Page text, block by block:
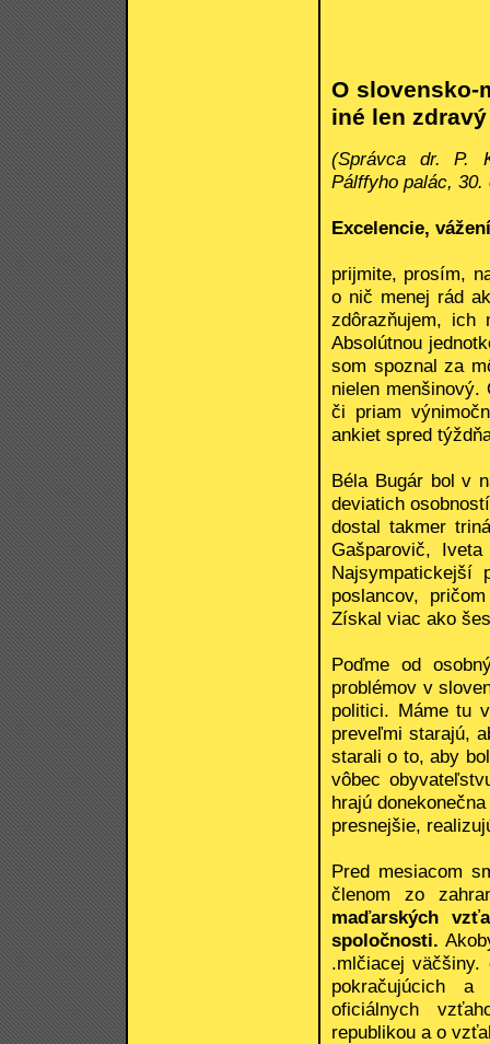
O slovensko-
iné len
(Správca dr. P.
Pálffyho palác, 30.
Excelencie,
prijmite, prosím,
o nič menej rád
zdôrazňujem, ich
Absolútnou
som spoznal za
nielen menšinový.
či priam
ankiet spred
Béla Bugár bol v
deviatich
dostal takmer
Gašparovič,
Najsympatickejší
poslancov,
Získal viac ako
Poďme od
problémov v
politici. Máme tu
preveľmi starajú,
starali o to, aby
vôbec
hrajú
presnejšie,
Pred mesiacom
členom zo
maďarských
spoločnosti.
.mlčiacej
pokračujúcich a
oficiálnych
republikou a o